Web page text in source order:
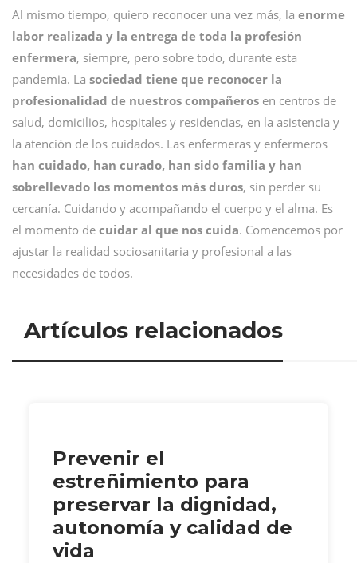
Al mismo tiempo, quiero reconocer una vez más, la enorme
labor realizada y la entrega de toda la profesión
enfermera, siempre, pero sobre todo, durante esta
pandemia. La sociedad tiene que reconocer la
profesionalidad de nuestros compañeros en centros de
salud, domicilios, hospitales y residencias, en la asistencia y
la atención de los cuidados. Las enfermeras y enfermeros
han cuidado, han curado, han sido familia y han
sobrellevado los momentos más duros, sin perder su
cercanía. Cuidando y acompañando el cuerpo y el alma. Es
el momento de cuidar al que nos cuida. Comencemos por
ajustar la realidad sociosanitaria y profesional a las
necesidades de todos.
Artículos relacionados
Prevenir el
estreñimiento para
preservar la dignidad,
autonomía y calidad de
vida